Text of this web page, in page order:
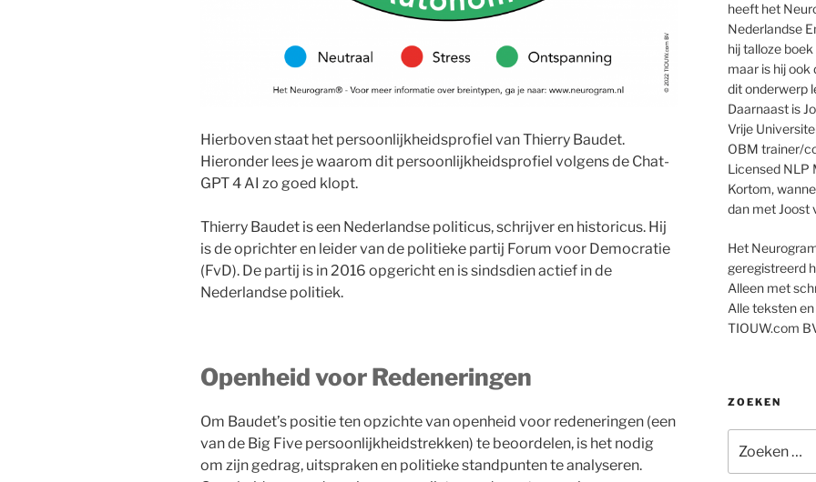
Hierboven staat het persoonlijkheidsprofiel van Thierry Baudet.
Hieronder lees je waarom dit persoonlijkheidsprofiel volgens de Chat-
GPT 4 AI zo goed klopt.
Thierry Baudet is een Nederlandse politicus, schrijver en historicus. Hij
is de oprichter en leider van de politieke partij Forum voor Democratie
(FvD). De partij is in 2016 opgericht en is sindsdien actief in de
Nederlandse politiek.
Openheid voor Redeneringen
Om Baudet’s positie ten opzichte van openheid voor redeneringen (een
van de Big Five persoonlijkheidstrekken) te beoordelen, is het nodig
om zijn gedrag, uitspraken en politieke standpunten te analyseren.
heeft het
Nederlandse
hij talloze
maar is hij ook
dit onderwerp
Daarnaast is
Vrije
OBM trainer/
Licensed NLP
Kortom,
dan met Joost
Het
geregistreerd
Alleen met
Alle teksten
TIOUW.com
ZOEKEN
naar: